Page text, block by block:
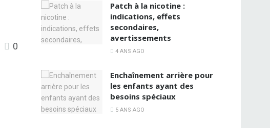
0
Patch à la nicotine :
indications, effets
secondaires,
avertissements
4 ANS AGO
Enchaînement arrière pour
les enfants ayant des
besoins spéciaux
5 ANS AGO